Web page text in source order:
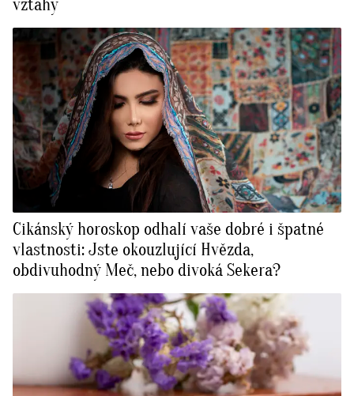
vztahy
Cikánský horoskop odhalí vaše dobré i špatné
vlastnosti: Jste okouzlující Hvězda,
obdivuhodný Meč, nebo divoká Sekera?